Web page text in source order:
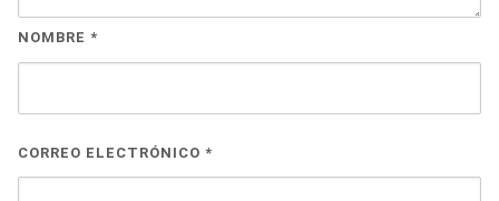
NOMBRE *
CORREO ELECTRÓNICO *